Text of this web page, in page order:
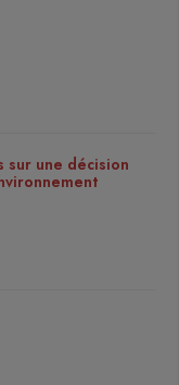
sur une décision